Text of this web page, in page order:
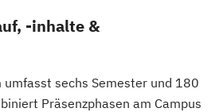
-inhalte &
umfasst sechs Semester und 180
Präsenzphasen am Campus